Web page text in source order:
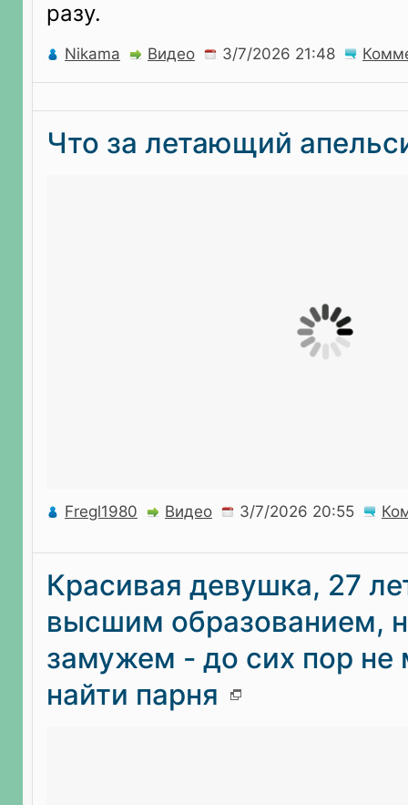
разу.
Nikama Видео
Что за летающий
Fregl1980 Видео
Красивая девушка, 27
высшим образованием,
замужем - до сих пор не
найти парня